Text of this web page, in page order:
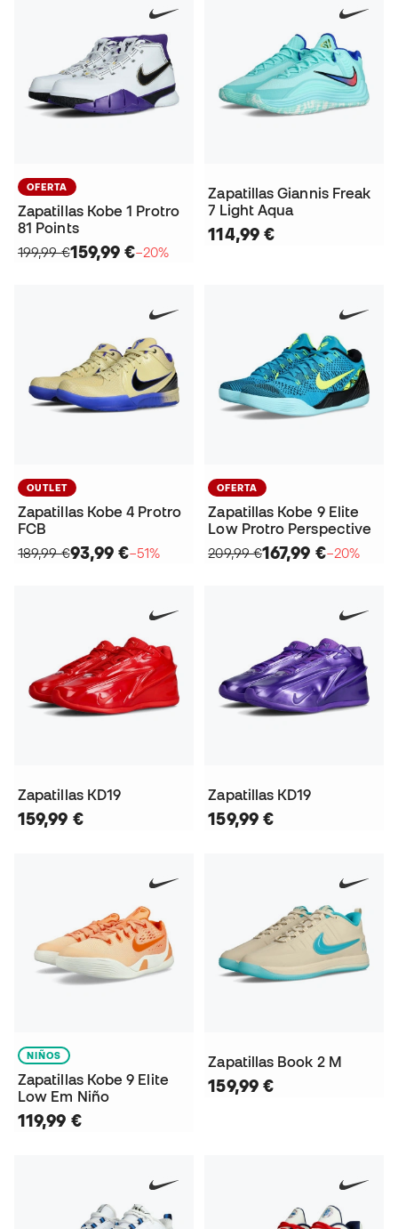
OFERTA
Zapatillas Kobe 1 Protro
81 Points
199,99 €159,99 €−20%
Zapatillas Giannis Freak
7 Light Aqua
114,99 €
OUTLET
Zapatillas Kobe 4 Protro
FCB
189,99 €93,99 €−51%
OFERTA
Zapatillas Kobe 9 Elite
Low Protro Perspective
209,99 €167,99 €−20%
Zapatillas KD19
159,99 €
Zapatillas KD19
159,99 €
NIÑOS
Zapatillas Kobe 9 Elite
Low Em Niño
119,99 €
Zapatillas Book 2 M
159,99 €